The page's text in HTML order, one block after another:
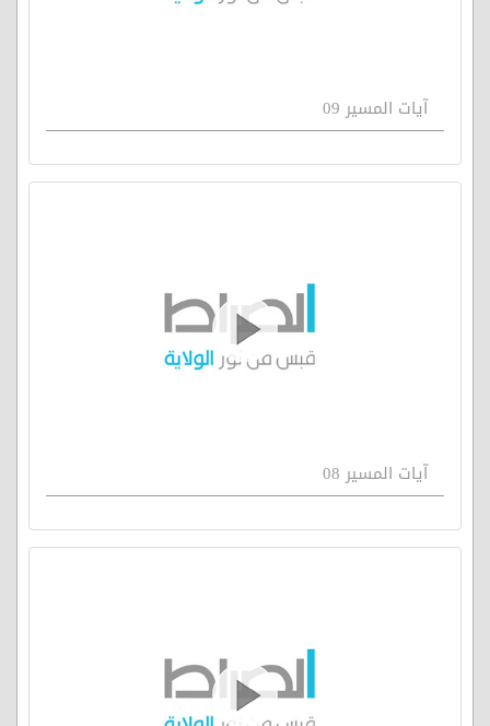
آيات المسير 09
آيات المسير 08